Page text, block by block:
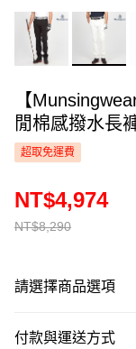
【
閒棉感撥水長
超取免運費
NT$8,290
NT$4,974
請選擇商品選項
付款與運送方式